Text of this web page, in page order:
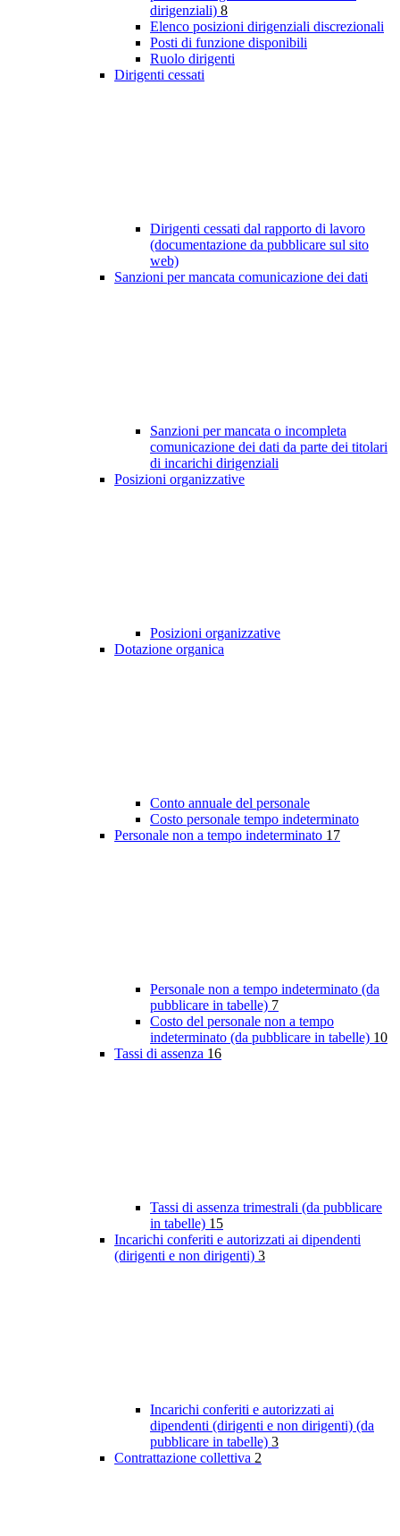
dirigenziali) 8
Elenco posizioni dirigenziali discrezionali
Posti di funzione disponibili
Ruolo dirigenti
Dirigenti cessati
Dirigenti cessati dal rapporto di lavoro
(documentazione da pubblicare sul sito
web)
Sanzioni per mancata comunicazione dei dati
Sanzioni per mancata o incompleta
comunicazione dei dati da parte dei titolari
di incarichi dirigenziali
Posizioni organizzative
Posizioni organizzative
Dotazione organica
Conto annuale del personale
Costo personale tempo indeterminato
Personale non a tempo indeterminato 17
Personale non a tempo indeterminato (da
pubblicare in tabelle) 7
Costo del personale non a tempo
indeterminato (da pubblicare in tabelle) 10
Tassi di assenza 16
Tassi di assenza trimestrali (da pubblicare
in tabelle) 15
Incarichi conferiti e autorizzati ai dipendenti
(dirigenti e non dirigenti) 3
Incarichi conferiti e autorizzati ai
dipendenti (dirigenti e non dirigenti) (da
pubblicare in tabelle) 3
Contrattazione collettiva 2